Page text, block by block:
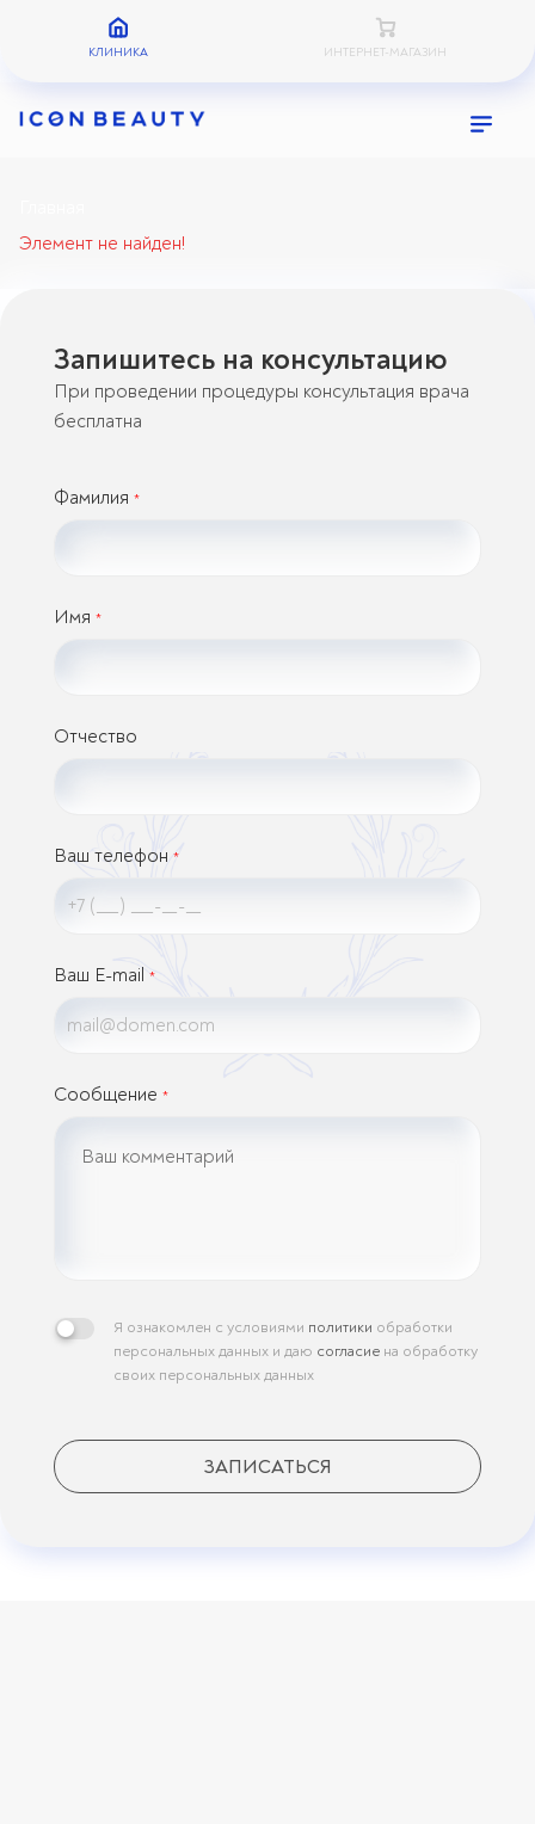
КЛИНИКА ИНТЕРНЕТ-МАГАЗИН
Элемент не найден!
Запишитесь на консультацию
При проведении процедуры консультация врача
бесплатна
Фамилия *
Имя *
Отчество
Ваш телефон *
Ваш E-mail *
Сообщение *
Я ознакомлен с условиями политики обработки
персональных данных и даю согласие на обработку
своих персональных данных
ЗАПИСАТЬСЯ